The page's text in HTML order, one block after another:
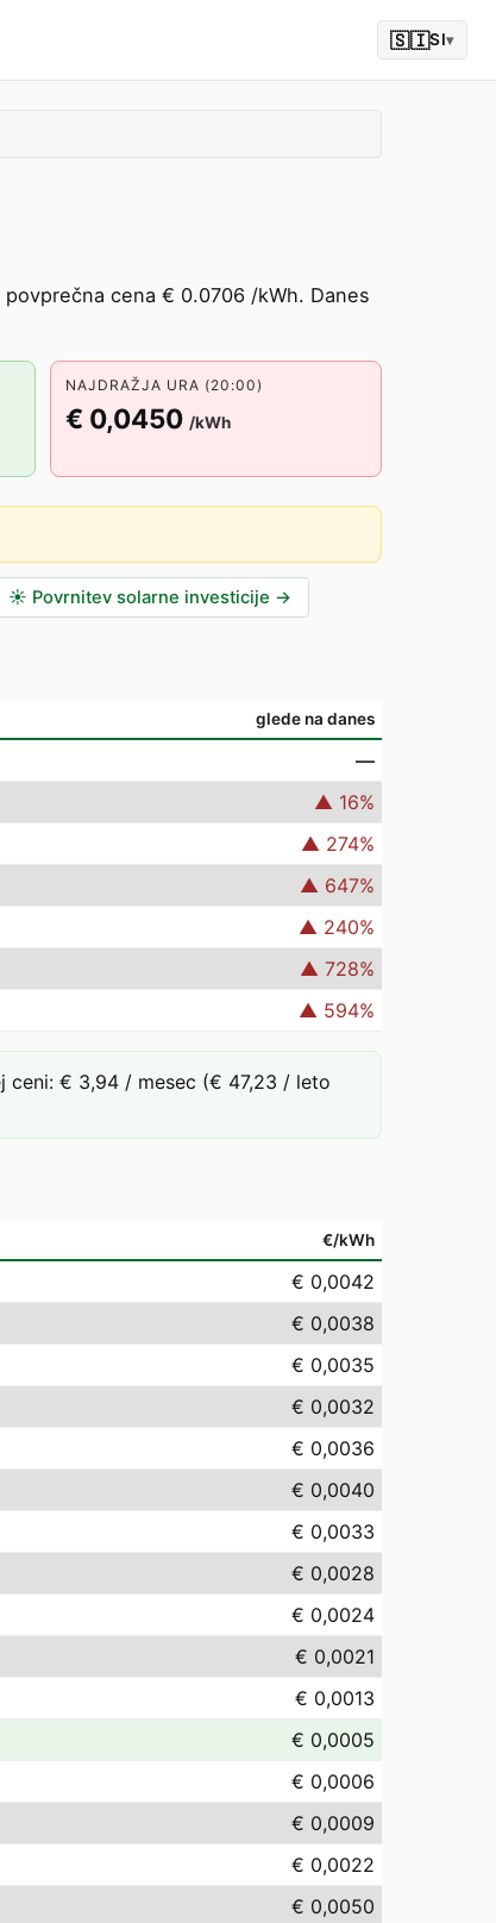
🇸🇮SI▾
cena € 0.0706 /kWh. Danes
NAJDRAŽJA URA (20:00)
€ 0,0450 /kWh
☀️ Povrnitev solarne investicije →
glede na danes
—
▲ 16%
▲ 274%
▲ 647%
▲ 240%
▲ 728%
▲ 594%
€ 3,94 / mesec (€ 47,23 / leto
€/kWh
€ 0,0042
€ 0,0038
€ 0,0035
€ 0,0032
€ 0,0036
€ 0,0040
€ 0,0033
€ 0,0028
€ 0,0024
€ 0,0021
€ 0,0013
€ 0,0005
€ 0,0006
€ 0,0009
€ 0,0022
€ 0,0050